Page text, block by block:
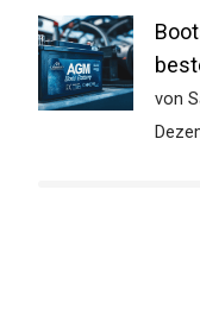
von